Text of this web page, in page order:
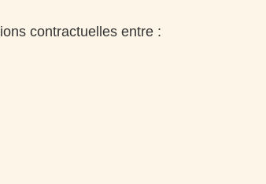
contractuelles entre :